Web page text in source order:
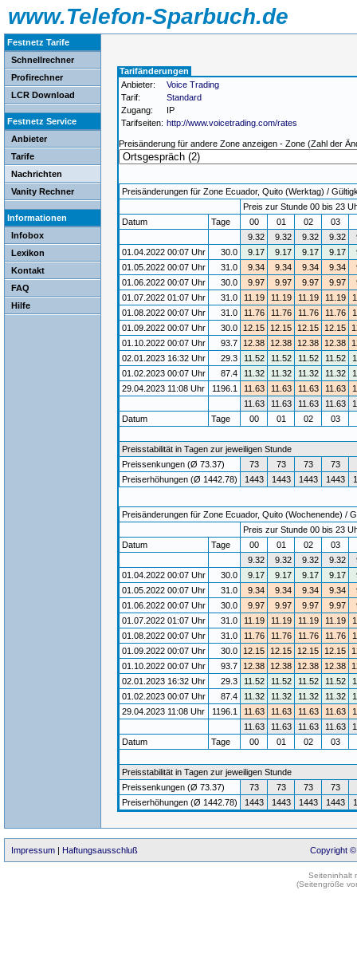
www.Telefon-Sparbuch.de
Festnetz Tarife
Schnellrechner
Profirechner
LCR Download
Festnetz Service
Anbieter
Tarife
Nachrichten
Vanity Rechner
Informationen
Infobox
Lexikon
Kontakt
FAQ
Hilfe
Tarifänderungen
Anbieter:
Voice Trading
Tarif:
Standard
Zugang:
IP
Tarifseiten: http://www.voicetrading.com/rates
Preisänderung für andere Zone anzeigen - Zone (Zahl der
Preisänderungen für Zone Ecuador, Quito (Werktag) /
Preis zur Stunde 00 bis 23
Datum
Tage 00 01 02 03
9.32
9.32 9.32 9.32
01.04.2022 00:07 Uhr
30.0 9.17 9.17 9.17 9.17
01.05.2022 00:07 Uhr
31.0 9.34 9.34 9.34 9.34
01.06.2022 00:07 Uhr
30.0 9.97 9.97 9.97 9.97
01.07.2022 01:07 Uhr
31.0 11.19 11.19 11.19 11.19
01.08.2022 00:07 Uhr
31.0 11.76 11.76 11.76 11.76
01.09.2022 00:07 Uhr
30.0 12.15 12.15 12.15 12.15
01.10.2022 00:07 Uhr
93.7 12.38 12.38 12.38 12.38
02.01.2023 16:32 Uhr
29.3 11.52 11.52 11.52 11.52
01.02.2023 00:07 Uhr
87.4 11.32 11.32 11.32 11.32
29.04.2023 11:08 Uhr
1196.1 11.63 11.63 11.63 11.63
11.63
11.63 11.63 11.63
Datum
Tage 00 01 02 03
Preisstabilität in Tagen zur jeweiligen Stunde
Preissenkungen (Ø 73.37)
73 73 73
73
Preiserhöhungen (Ø 1442.78)
1443 1443 1443 1443
Preisänderungen für Zone Ecuador, Quito (Wochenende) /
Preis zur Stunde 00 bis 23
Datum
Tage 00 01 02 03
9.32
9.32 9.32 9.32
01.04.2022 00:07 Uhr
30.0 9.17 9.17 9.17 9.17
01.05.2022 00:07 Uhr
31.0 9.34 9.34 9.34 9.34
01.06.2022 00:07 Uhr
30.0 9.97 9.97 9.97 9.97
01.07.2022 01:07 Uhr
31.0 11.19 11.19 11.19 11.19
01.08.2022 00:07 Uhr
31.0 11.76 11.76 11.76 11.76
01.09.2022 00:07 Uhr
30.0 12.15 12.15 12.15 12.15
01.10.2022 00:07 Uhr
93.7 12.38 12.38 12.38 12.38
02.01.2023 16:32 Uhr
29.3 11.52 11.52 11.52 11.52
01.02.2023 00:07 Uhr
87.4 11.32 11.32 11.32 11.32
29.04.2023 11:08 Uhr
1196.1 11.63 11.63 11.63 11.63
11.63
11.63 11.63 11.63
Datum
Tage 00 01 02 03
Preisstabilität in Tagen zur jeweiligen Stunde
Preissenkungen (Ø 73.37)
73 73 73
73
Preiserhöhungen (Ø 1442.78)
1443 1443 1443 1443
Impressum | Haftungsausschluß Copyright ©
Seiteninhalt
(Seitengröße